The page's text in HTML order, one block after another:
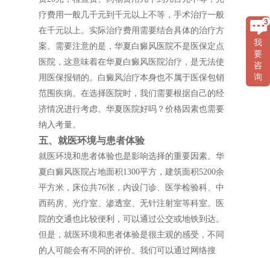
疗费用一般几千元到千元以上不等，手术治疗一般
在千元以上。实际治疗费用需要结合具体的治疗方
案。需要注意的是，华夏白癜风医院不是医保定点
医院，这意味着在华夏白癜风医院治疗，是无法使
用医保报销的。白癜风治疗本身也不属于医保包销
范围疾病。在选择医院时，我们需要根据自己的经
济情况进行考虑。华夏医院好吗？价格因素也需要
纳入考量。
五、就医环境与患者体验
就医环境和患者体验也是影响选择的重要因素。华
夏白癜风医院占地面积1300平方，建筑面积5200余
平方米，床位共76张，内设门诊、医学检验科、中
西药房、光疗室、渗透室、无针注射室等科室。医
院的交通也比较便利，可以通过公交或地铁到达。
但是，就医环境和患者体验是很主观的感受，不同
的人可能会有不同的评价。我们可以通过网络搜
我
要
咨
询